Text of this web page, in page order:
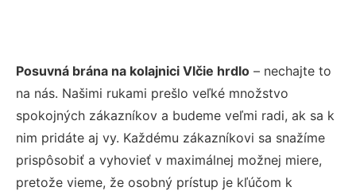
Posuvná brána na kolajnici Vlčie hrdlo – nechajte to
na nás. Našimi rukami prešlo veľké množstvo
spokojných zákazníkov a budeme veľmi radi, ak sa k
nim pridáte aj vy. Každému zákazníkovi sa snažíme
prispôsobiť a vyhovieť v maximálnej možnej miere,
pretože vieme, že osobný prístup je kľúčom k